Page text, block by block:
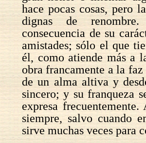
hace pocas cosas, pero
dignas de
consecuencia de su
amistades; sólo el que
él, como atiende más a
obra francamente a la
de un alma altiva y
sincero; y su franqueza
expresa
siempre, salvo cuando
sirve muchas veces para